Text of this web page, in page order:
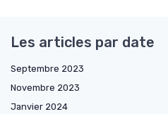
Les articles par date
Septembre 2023
Novembre 2023
Janvier 2024